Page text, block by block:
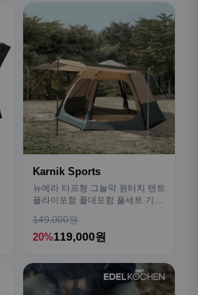
Karnik Sports
뉴에라 타프형 그늘막 원터치 텐트
플라이포함 폴대포함 풀세트 기본
149,000원
20%119,000원